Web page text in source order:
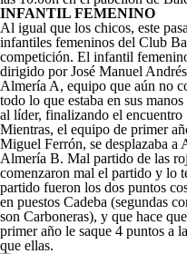
INFANTIL FEMENINO
Al igual que los chicos, este
infantiles femeninos del Club
competición. El infantil
dirigido por José Manuel
Almería A, equipo que aún no
todo lo que estaba en sus
al líder, finalizando el encuentro
Mientras, el equipo de primer
Miguel Ferrón, se desplazaba a
Almería B. Mal partido de las
comenzaron mal el partido y lo
partido fueron los dos puntos
en puestos Cadeba (segundas
son Carboneras), y que hace
primer año le saque 4 puntos a
que ellas.